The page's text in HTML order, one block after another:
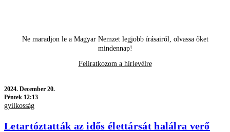
Ne maradjon le a Magyar Nemzet legjobb írásairól, olvassa őket
mindennap!
Feliratkozom a hírlevélre
2024. December 20.
Péntek 12:13
gyilkosság
Letartóztatták az idős élettársát halálra verő